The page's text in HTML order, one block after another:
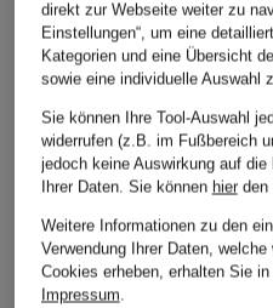
direkt zur Webseite weiter zu
Einstellungen“, um eine
Kategorien und eine Übersicht
sowie eine individuelle Auswahl
Sie können Ihre Tool-Auswahl
widerrufen (z.B. im Fußbereich
jedoch keine Auswirkung auf die
Ihrer Daten. Sie können hierden
Weitere Informationen zu den
Verwendung Ihrer Daten,
Cookies erheben, erhalten Sie in
Impressum.